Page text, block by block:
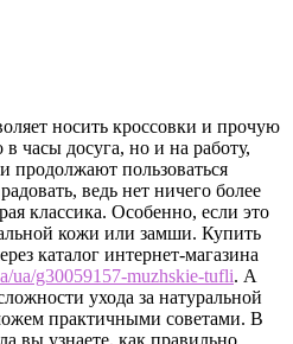
носить кроссовки и прочую
часы досуга, но и на работу,
продолжают пользоваться
ведь нет ничего более
классика. Особенно, если это
кожи или замши. Купить
каталог интернет-магазина
ua/g30059157-muzhskie-tufli. А
ухода за натуральной
практичными советами. В
вы узнаете, как правильно